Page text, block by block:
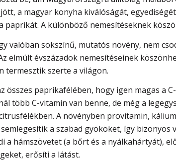
, a magyar konyha kiválóságát,
paprikát. A különböző nemesítéseknek
valóban sokszínű, mutatós növény, nem
elmúlt évszázadok nemesítéseinek
termesztik szerte a világon.
összes paprikafélében, hogy igen magas a
több C-vitamin van benne, de még a
A növényben provitamin,
a szabad gyököket, így
a hámszövetet (a bőrt és a nyálkahártyát),
erősíti a látást.